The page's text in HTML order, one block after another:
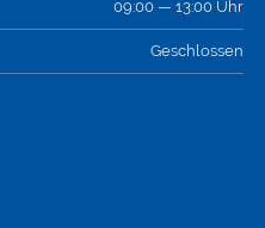
09:00 — 13:00 Uhr
Geschlossen